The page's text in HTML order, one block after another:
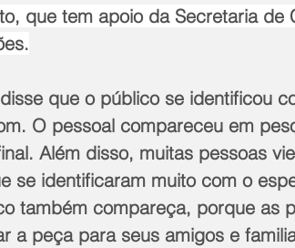
que tem apoio da Secretaria de
que o público se identificou
O pessoal compareceu em
Além disso, muitas pessoas
se identificaram muito com o
também compareça, porque as
a peça para seus amigos e